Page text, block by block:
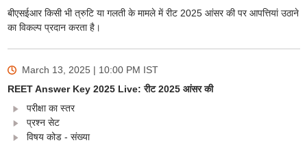
बीएसईआर किसी भी त्रुटि या गलती के मामले में रीट 2025 आंसर की पर आपत्तियां उठाने
का विकल्प प्रदान करता है।
March 13, 2025 | 10:00 PM IST
REET Answer Key 2025 Live: रीट 2025 आंसर की
परीक्षा का स्तर
प्रश्न सेट
विषय कोड - संख्या